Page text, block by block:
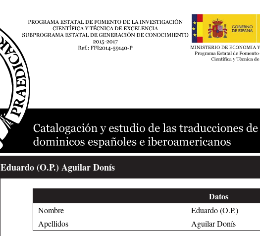
Eduardo (O.P.) Aguilar Donís
Datos
Nombre
Eduardo (O.P.)
Apellidos
Aguilar Donís